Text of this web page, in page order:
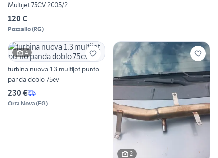
Multijet 75CV 2005/2
120 €
Pozzallo(RG)
4
turbina nuova 1.3 multijet punto
panda doblo 75cv
230 €
Orta Nova (FG)
2